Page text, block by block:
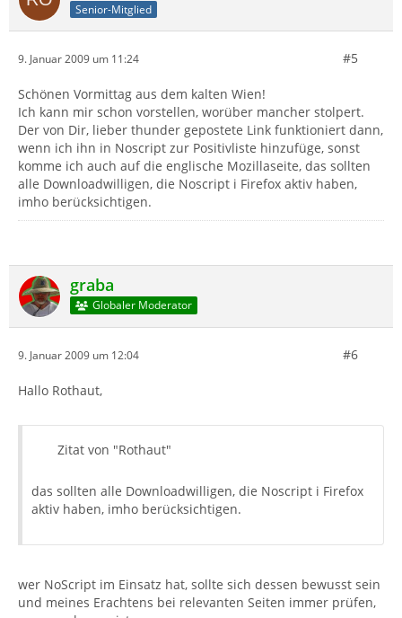
Senior-Mitglied
9. Januar 2009 um 11:24 #5
Schönen Vormittag aus dem kalten Wien!
Ich kann mir schon vorstellen, worüber mancher stolpert.
Der von Dir, lieber thunder gepostete Link funktioniert dann,
wenn ich ihn in Noscript zur Positivliste hinzufüge, sonst
komme ich auch auf die englische Mozillaseite, das sollten
alle Downloadwilligen, die Noscript i Firefox aktiv haben,
imho berücksichtigen.
graba
Globaler Moderator
9. Januar 2009 um 12:04 #6
Hallo Rothaut,
Zitat von "Rothaut"
das sollten alle Downloadwilligen, die Noscript i Firefox
aktiv haben, imho berücksichtigen.
wer NoScript im Einsatz hat, sollte sich dessen bewusst sein
und meines Erachtens bei relevanten Seiten immer prüfen,